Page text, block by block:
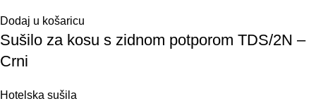
Dodaj u košaricu
Sušilo za kosu s zidnom potporom TDS/2N –
Crni
Hotelska sušila